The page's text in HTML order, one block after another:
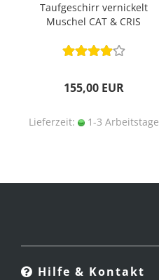
Taufgeschirr vernickelt
Muschel CAT & CRIS
155,00 EUR
Lieferzeit: 1-3 Arbeitstage
Hilfe & Kontakt